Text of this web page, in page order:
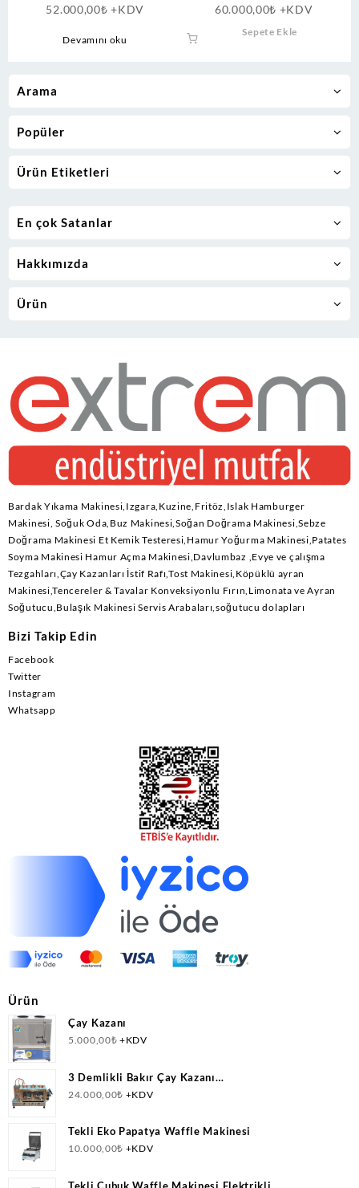
Arama
Popüler
Ürün Etiketleri
52.000,00₺ +KDV
Devamını oku
60.000,00₺ +KDV
Sepete Ekle
En çok Satanlar
Hakkımızda
Ürün
Bardak Yıkama Makinesi,Izgara,Kuzine,Fritöz,Islak Hamburger
Makinesi, Soğuk Oda,Buz Makinesi,Soğan Doğrama Makinesi,Sebze
Doğrama Makinesi Et Kemik Testeresi,Hamur Yoğurma Makinesi,Patates
Soyma Makinesi Hamur Açma Makinesi,Davlumbaz ,Evye ve çalışma
Tezgahları,Çay Kazanları İstif Rafı,Tost Makinesi,Köpüklü ayran
Makinesi,Tencereler & Tavalar Konveksiyonlu Fırın,Limonata ve Ayran
Soğutucu,Bulaşık Makinesi Servis Arabaları,soğutucu dolapları
Bizi Takip Edin
Facebook
Twitter
Instagram
Whatsapp
Ürün
Çay Kazanı
5.000,00₺ +KDV
3 Demlikli Bakır Çay Kazanı
Doğalgazlı(CNG)+Elektrikli Ce Belgeli
24.000,00₺ +KDV
Tekli Eko Papatya Waffle Makinesi
10.000,00₺ +KDV
Tekli Çubuk Waffle Makinesi Elektrikli